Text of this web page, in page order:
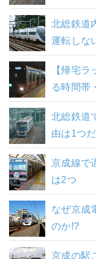
北総鉄道
運転しな
【帰宅
る時間帯
北総鉄道
由は1つ
京成線で
は2つ
なぜ京成
のか!?
京成の駅